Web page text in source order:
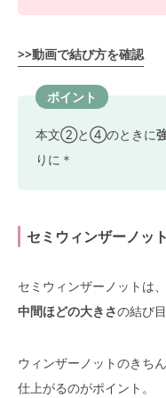
>>動画で結び方を確認
ポイント
本文②と④のときに
りに＊
セミウィンザーノット
セミウィンザーノットは、
中間ほどの大きさの結び
ウィンザーノットのきち
仕上がるのがポイント。